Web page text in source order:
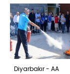
Diyarbakır - AA